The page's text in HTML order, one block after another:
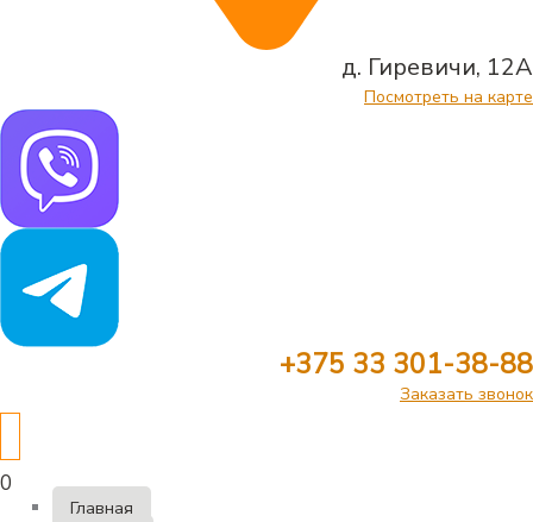
д. Гиревичи, 12А
Посмотреть на карте
+375 33 301-38-88
Заказать звонок
0
Главная